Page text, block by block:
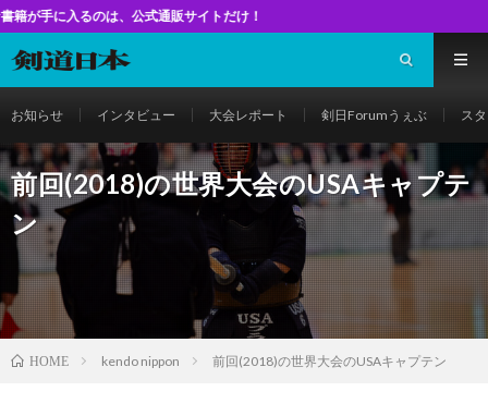
式通販サイトだけ！
お知らせ インタビュー 大会レポート 剣日Forumうぇぶ ス
前回(2018)の世界大会のUSAキャプテ
ン
HOME kendo nippon 前回(2018)の世界大会のUSAキャプテン